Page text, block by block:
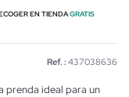
EN TIENDAGRATIS
Ref. : 437038636
prenda ideal para un